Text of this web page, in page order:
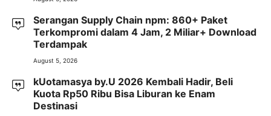
Serangan Supply Chain npm: 860+ Paket
Terkompromi dalam 4 Jam, 2 Miliar+ Download
Terdampak
August 5, 2026
kUotamasya by.U 2026 Kembali Hadir, Beli
Kuota Rp50 Ribu Bisa Liburan ke Enam
Destinasi